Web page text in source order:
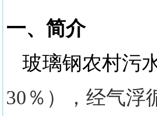
一、简介
玻璃钢农村污
30％），经气浮